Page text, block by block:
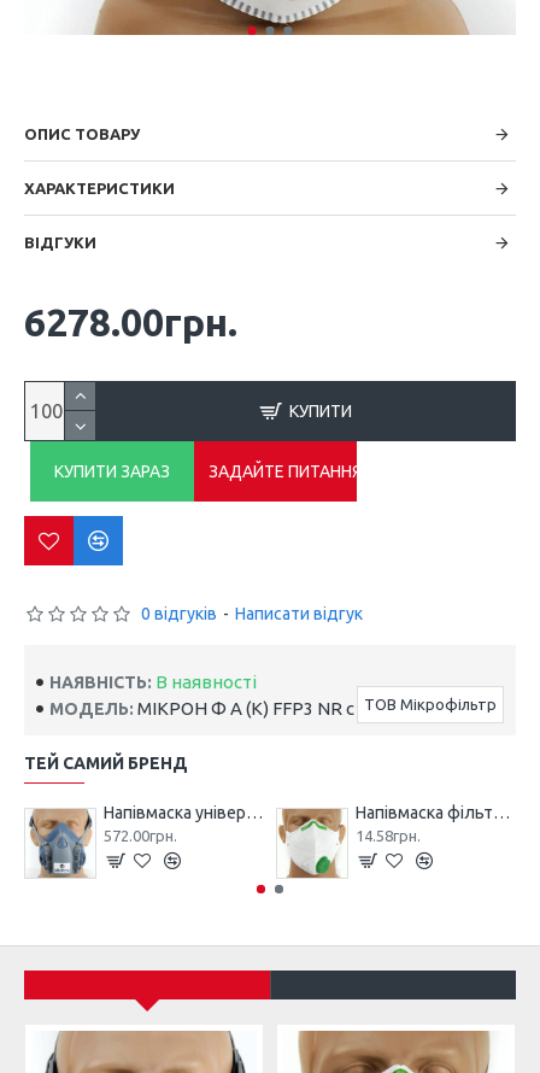
ОПИС ТОВАРУ
ХАРАКТЕРИСТИКИ
ВІДГУКИ
НАЯВНІСТЬ: В наявності
МОДЕЛЬ: МІКРОН Ф А (К) FFP3 NR с клапаном
ТОВ Мікрофільтр
0 відгуків - Написати відгук
6278.00грн.
КУПИТИ
КУПИТИ ЗАРАЗ ЗАДАЙТЕ ПИТАННЯ
ТЕЙ САМИЙ БРЕНД
Напівмаска універсальна МІКРОН НМ
572.00грн.
Напівмаска фільтрувальна МІКРОН (К) FFP1 NR з клапаном
14.58грн.